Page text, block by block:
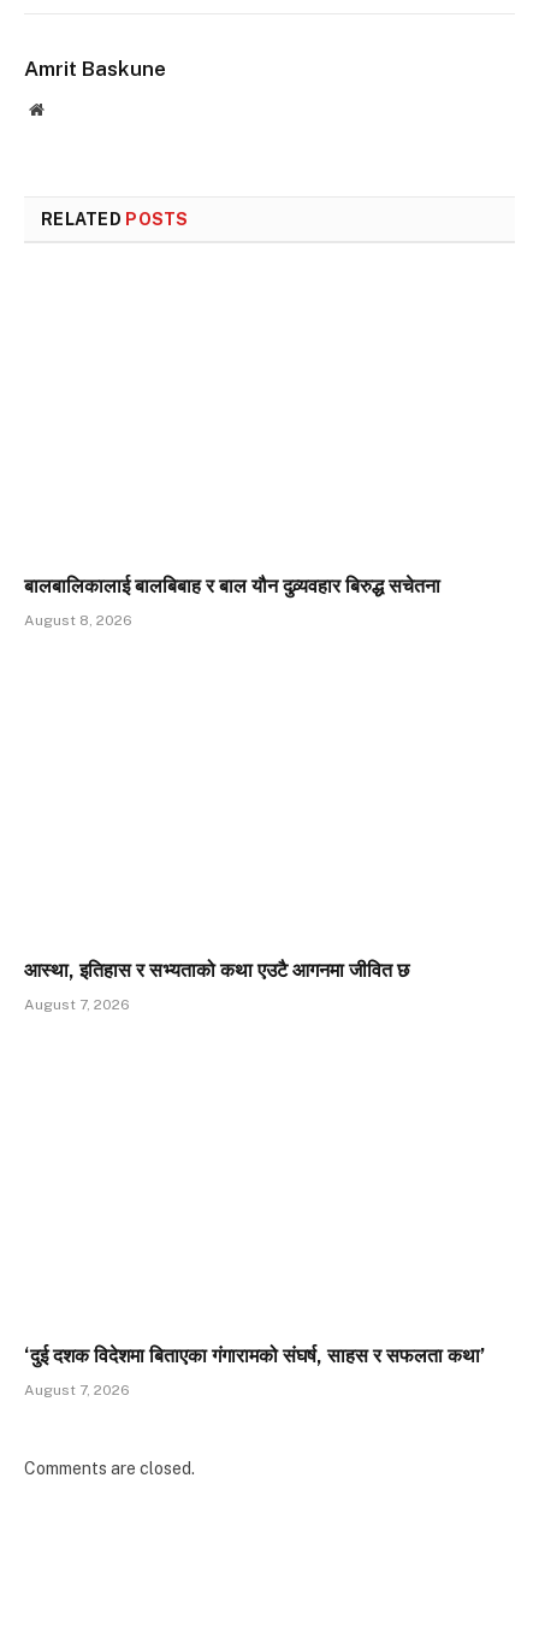
Amrit Baskune
Website
RELATED POSTS
बालबालिकालाई बालबिबाह र बाल यौन दुव्र्यवहार बिरुद्ध सचेतना
August 8, 2026
आस्था, इतिहास र सभ्यताको कथा एउटै आगनमा जीवित छ
August 7, 2026
‘दुई दशक विदेशमा बिताएका गंगारामको संघर्ष, साहस र सफलता कथा’
August 7, 2026
Comments are closed.